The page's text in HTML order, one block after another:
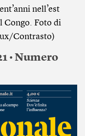
nell’est
Congo. Foto di
Contrasto)
• Numero